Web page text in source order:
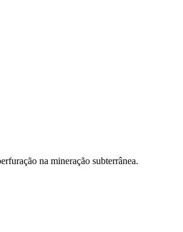
na mineração subterrânea.